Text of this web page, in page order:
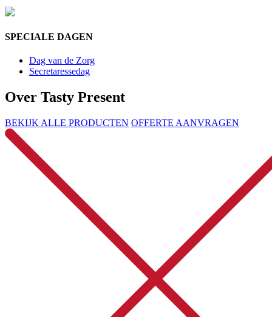
SPECIALE DAGEN
Dag van de Zorg
Secretaressedag
Over Tasty Present
BEKIJK ALLE PRODUCTEN OFFERTE AANVRAGEN